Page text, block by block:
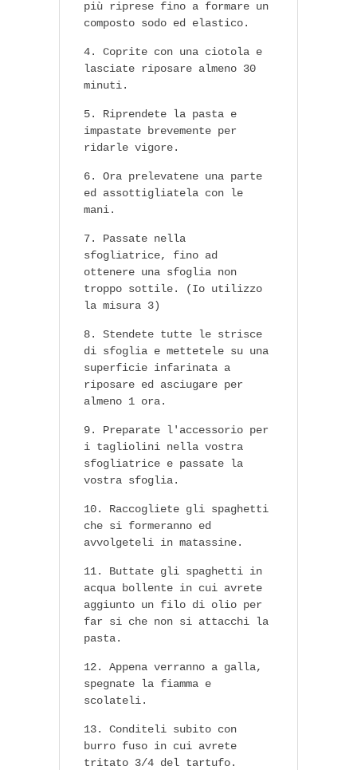
più riprese fino a formare un
composto sodo ed elastico.
Coprite con una ciotola e
lasciate riposare almeno 30
minuti.
Riprendete la pasta e
impastate brevemente per
ridarle vigore.
Ora prelevatene una parte
ed assottigliatela con le
mani.
Passate nella
sfogliatrice, fino ad
ottenere una sfoglia non
troppo sottile. (Io utilizzo
la misura 3)
Stendete tutte le strisce
di sfoglia e mettetele su una
superficie infarinata a
riposare ed asciugare per
almeno 1 ora.
Preparate l'accessorio per
i tagliolini nella vostra
sfogliatrice e passate la
vostra sfoglia.
Raccogliete gli spaghetti
che si formeranno ed
avvolgeteli in matassine.
Buttate gli spaghetti in
acqua bollente in cui avrete
aggiunto un filo di olio per
far si che non si attacchi la
pasta.
Appena verranno a galla,
spegnate la fiamma e
scolateli.
Conditeli subito con
burro fuso in cui avrete
tritato 3/4 del tartufo.